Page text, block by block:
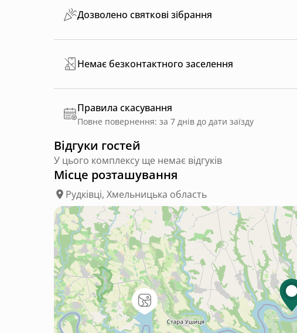
Дозволено святкові зібрання
Немає безконтактного заселення
Правила скасування
Повне повернення: за 7 днів до дати заїзду
Відгуки гостей
У цього комплексу ще немає відгуків
Місце розташування
Рудківці, Хмельницька область